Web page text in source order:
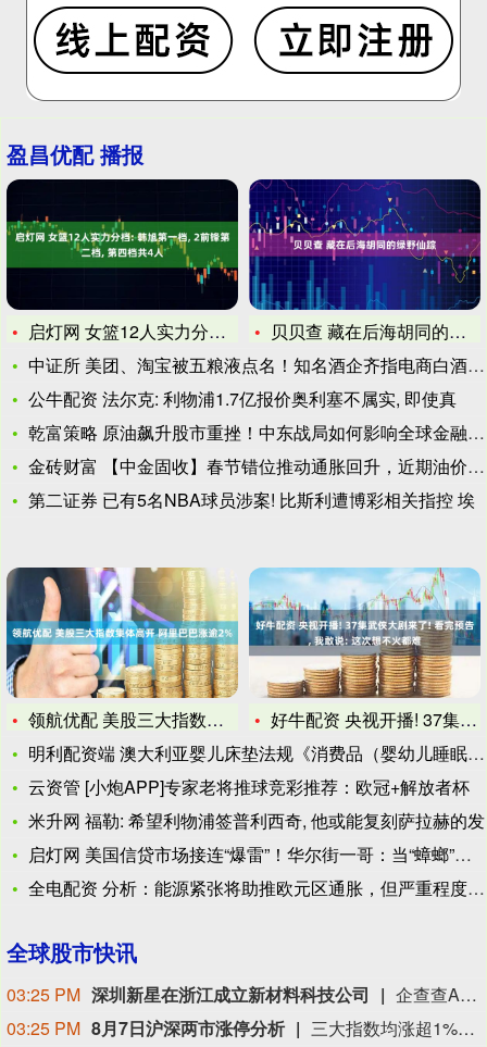
盈昌优配 播报
启灯网 女篮12人实力分档: 韩旭第一档, 2前锋第二档,
贝贝查 藏在后海胡同的绿野仙踪
中证所 美团、淘宝被五粮液点名！知名酒企齐指电商白酒“货源复
公牛配资 法尔克: 利物浦1.7亿报价奥利塞不属实, 即使真
乾富策略 原油飙升股市重挫！中东战局如何影响全球金融市场？
金砖财富 【中金固收】春节错位推动通胀回升，近期油价上涨会推
第二证券 已有5名NBA球员涉案! 比斯利遭博彩相关指控 埃
领航优配 美股三大指数集体高开 阿里巴巴涨逾2%
好牛配资 央视开播! 37集武侠大剧来了! 看完预告, 我敢
明利配资端 澳大利亚婴儿床垫法规《消费品（婴幼儿睡眠产品）安
云资管 [小炮APP]专家老将推球竞彩推荐：欧冠+解放者杯
米升网 福勒: 希望利物浦签普利西奇, 他或能复刻萨拉赫的发
启灯网 美国信贷市场接连“爆雷”！华尔街一哥：当“蟑螂”出现
全电配资 分析：能源紧张将助推欧元区通胀，但严重程度将低于2
全球股市快讯
03:25 PM 深圳新星在浙江成立新材料科技公司
企查查APP显示，近日，浙江新星凌川新材料科技有限公司成立，经营范围包含新兴能源技术研发；电子专用材料制造；电子专用材料研发；电子专用材料销售等。企查查股权穿透显示，该公司由深圳新星(603978)全资持股。
03:25 PM 8月7日沪深两市涨停分析
三大指数均涨超1%、科创50涨2.51%，医药、算力硬件联袂大涨。宝鼎科技、云南锗业、汇绿生态、沃格光电、百花医药均4连板，一图看懂>>